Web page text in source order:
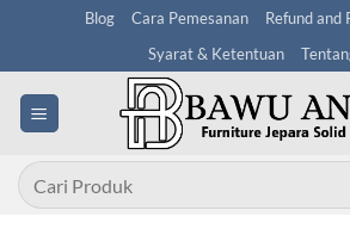
content
Blog Cara Pemesanan
Refund and
Syarat & Ketentuan
Pencarian
untuk: